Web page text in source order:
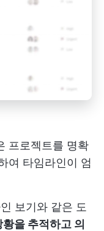
프로젝트를 명확
여 타임라인이 엄
보기와 같은 도
을 추적하고 의